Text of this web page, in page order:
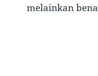
melainkan